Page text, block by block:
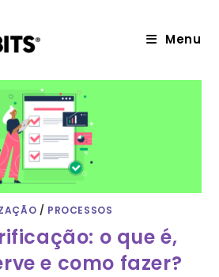
Menu
/ PROCESSOS
o que é,
e como fazer?